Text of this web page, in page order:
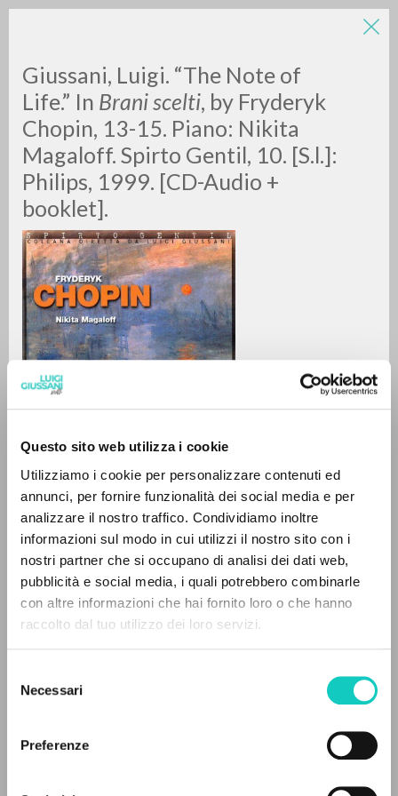
Questo sito web utilizza i cookie
Utilizziamo i cookie per personalizzare contenuti ed
annunci, per fornire funzionalità dei social media e per
analizzare il nostro traffico. Condividiamo inoltre
informazioni sul modo in cui utilizzi il nostro sito con i
nostri partner che si occupano di analisi dei dati web,
pubblicità e social media, i quali potrebbero combinarle
con altre informazioni che hai fornito loro o che hanno
raccolto dal tuo utilizzo dei loro servizi.
delNecessari
Preferenze
Giussani, Luigi. “The Note of
Life.” In Brani scelti, by Fryderyk
Chopin, 13-15. Piano: Nikita
Magaloff. Spirto Gentil, 10. [S.l.]:
Philips, 1999. [CD-Audio +
booklet].
Chopin FryderykComposer
Giussani Luigi Author
PHILIPS
English
1999
Pages: 3
LATEST UPDATE
21/05/2025
READ THE FULL TEXT OF THE AVAILABLE
0RESULTS FOUND
THE PROJECT
bibliographic references, full texts in 5
languages, and dedicated thematic sections.